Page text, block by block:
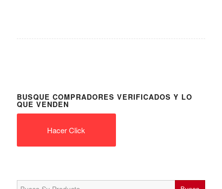
BUSQUE COMPRADORES VERIFICADOS Y LO
QUE VENDEN
Hacer Click
Search